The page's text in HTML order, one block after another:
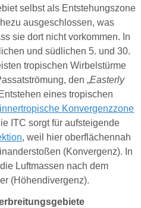
selbst als Entstehungszone
ausgeschlossen, was
sie dort nicht vorkommen. In
und südlichen 5. und 30.
tropischen Wirbelstürme
den „Easterly
eines tropischen
innertropische Konvergenzzone
ITC sorgt für aufsteigende
, weil hier oberflächennah
(Konvergenz). In
Luftmassen nach dem
(Höhendivergenz).